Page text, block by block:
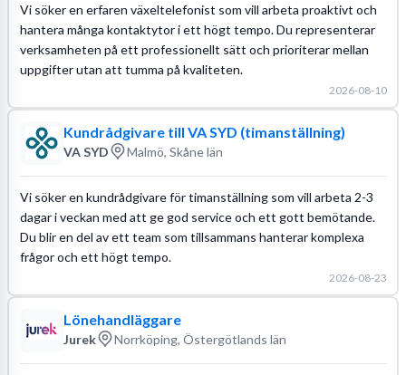
Vi söker en erfaren växeltelefonist som vill arbeta proaktivt och
hantera många kontaktytor i ett högt tempo. Du representerar
verksamheten på ett professionellt sätt och prioriterar mellan
uppgifter utan att tumma på kvaliteten.
2026-08-10
Kundrådgivare till VA SYD (timanställning)
VA SYD Malmö, Skåne län
Vi söker en kundrådgivare för timanställning som vill arbeta 2-3
dagar i veckan med att ge god service och ett gott bemötande.
Du blir en del av ett team som tillsammans hanterar komplexa
frågor och ett högt tempo.
2026-08-23
Lönehandläggare
Jurek Norrköping, Östergötlands län